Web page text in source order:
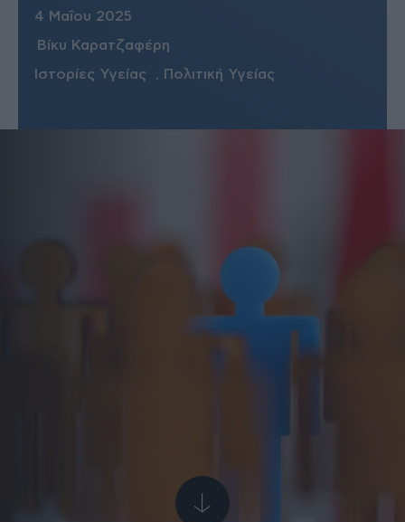
4 Μαΐου 2025
Βίκυ Καρατζαφέρη
Ιστορίες Υγείας
Πολιτική Υγείας